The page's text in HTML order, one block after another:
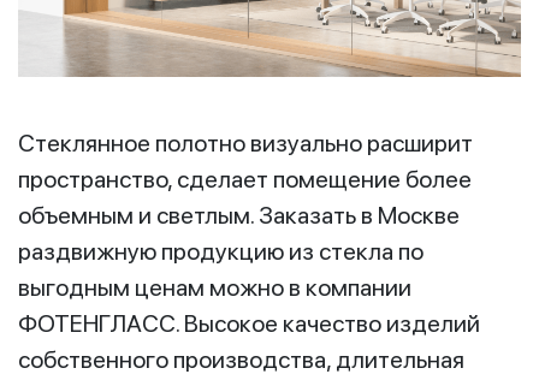
Стеклянное полотно визуально расширит
пространство, сделает помещение более
объемным и светлым. Заказать в Москве
раздвижную продукцию из стекла по
выгодным ценам можно в компании
ФОТЕНГЛАСС. Высокое качество изделий
собственного производства, длительная